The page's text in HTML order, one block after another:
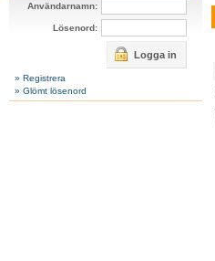
Användarnamn:
Lösenord:
Logga in
» Registrera
» Glömt lösenord